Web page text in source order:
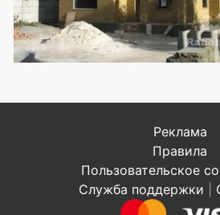
Реклама
Правила
Пользовательское
Служба поддержки